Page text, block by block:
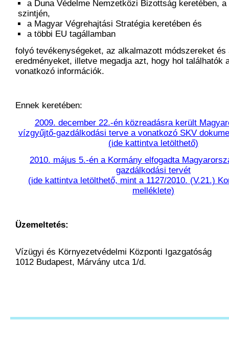
a Duna Védelme Nemzetközi Bizottság keretében,
szintjén,
a Magyar Végrehajtási Stratégia keretében és
a többi EU tagállamban
folyó tevékenységeket, az alkalmazott módszereket és
eredményeket, illetve megadja azt, hogy hol találhatók
vonatkozó információk.
Ennek keretében:
2009. december 22.-én közreadásra került
vízgyűjtő-gazdálkodási terve a vonatkozó SKV
(ide kattintva letölthető)
2010. május 5.-én a Kormány elfogadta
gazdálkodási tervét
(ide kattintva letölthető, mint a 1127/2010. (V.21.)
melléklete)
Üzemeltetés:
Vízügyi és Környezetvédelmi Központi Igazgatóság
1012 Budapest, Márvány utca 1/d.